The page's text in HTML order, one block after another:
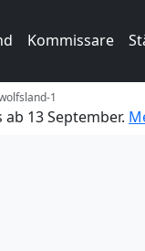
Kommissare
1
13 September.